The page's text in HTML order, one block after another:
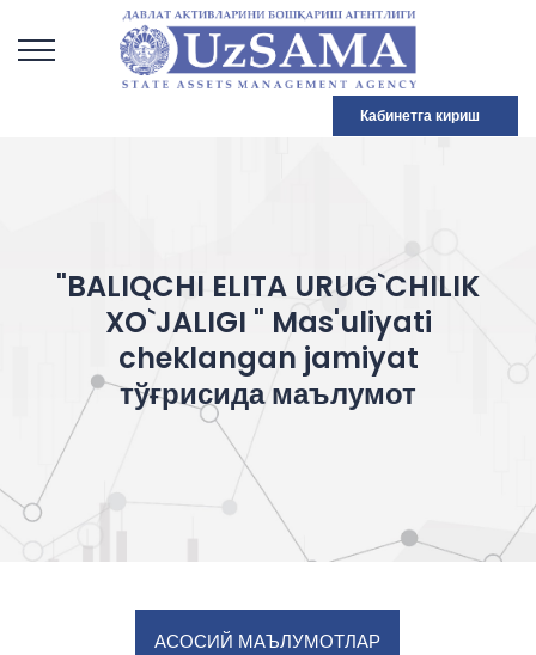
Кабинетга кириш
"BALIQCHI ELITA URUG`CHILIK
XO`JALIGI " Mas'uliyati
cheklangan jamiyat
тўғрисида маълумот
АСОСИЙ МАЪЛУМОТЛАР